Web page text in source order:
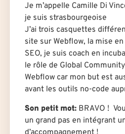
Je m’appelle Camille Di
je suis strasbourgeoise
J’ai trois casquettes
site sur Webflow, la mise
SEO, je suis coach en
le rôle de Global
Webflow car mon but est
avant les outils no-code
Son petit mot: BRAVO !
un grand pas en intégrant